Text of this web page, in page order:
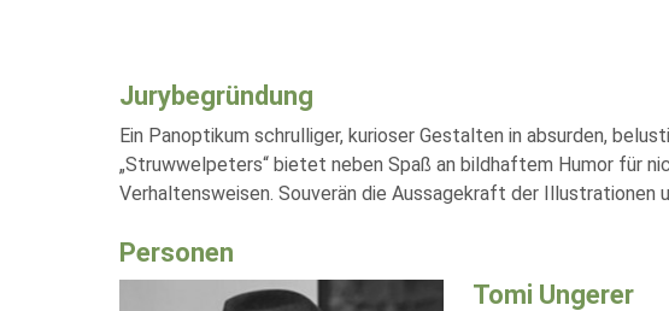
Jurybegründung
Ein Panoptikum schrulliger, kurioser Gestalten in absurden,
„Struwwelpeters“ bietet neben Spaß an bildhaftem Humor für
Verhaltensweisen. Souverän die Aussagekraft der Illustrationen
Personen
Tomi Ungerer